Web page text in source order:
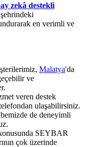
zekâ destekli
şehrindeki
en verimli ve
Malatya'da
ve
veren destek
ulaşabilirsiniz.
de deneyimli
SEYBAR
çok üzerinde